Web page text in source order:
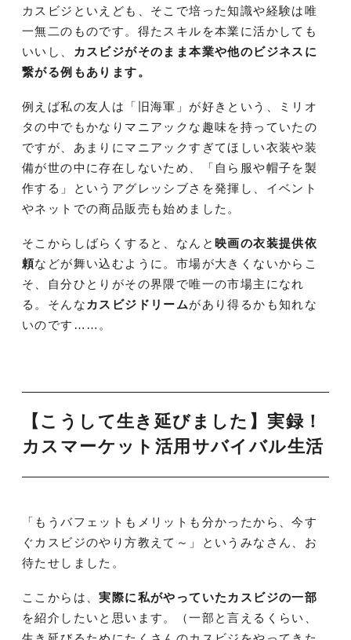
カスビジといえども、そこで培った知識や経験は唯
一無二のものです。得たスキルを本業に活かしても
いいし、
カスビジがそのまま本業や他のビジネスに
繋がる例もあります。
例えば私の友人は「旧海軍」が好きという、ミリオ
タの中でもかなりマニアックな趣味を持っていたの
ですが、あまりにマニアックすぎてほしい衣装や装
備が世の中に存在しないため、「自ら服や帽子を製
作する」というアグレッシブさを発揮し、イベント
やネットでの商品販売も始めました。
そこからしばらくすると、なんと 映画の衣装提供依
頼などが舞い込むように。市場が大きくないからこ
そ、自分ひとりがその界隈で唯一の市場主になれ
る。そんな カスビジドリームがあり得るかも知れな
いのです……。
【こうして生き延びました】実録！
カスマーケット活用サバイバル生活
「もうバフェットもメリットも分かったから、今す
ぐカスビジのやり方教えて～」というみなさん、お
待たせしました。
ここからは、実際に私がやっていたカスビジの一部
を紹介したいと思います。（一部と言えるくらい、